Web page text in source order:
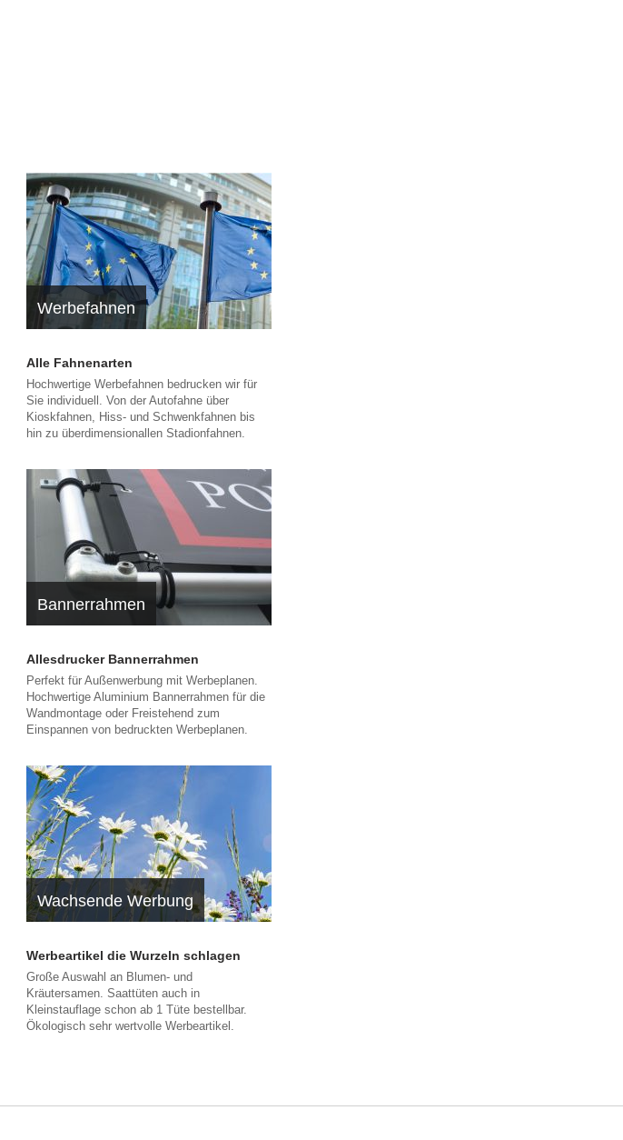
Werbefahnen
Alle Fahnenarten
Hochwertige Werbefahnen bedrucken wir für
Sie individuell. Von der Autofahne über
Kioskfahnen, Hiss- und Schwenkfahnen bis
hin zu überdimensionallen Stadionfahnen.
Bannerrahmen
Allesdrucker Bannerrahmen
Perfekt für Außenwerbung mit Werbeplanen.
Hochwertige Aluminium Bannerrahmen für die
Wandmontage oder Freistehend zum
Einspannen von bedruckten Werbeplanen.
Wachsende Werbung
Werbeartikel die Wurzeln schlagen
Große Auswahl an Blumen- und
Kräutersamen. Saattüten auch in
Kleinstauflage schon ab 1 Tüte bestellbar.
Ökologisch sehr wertvolle Werbeartikel.